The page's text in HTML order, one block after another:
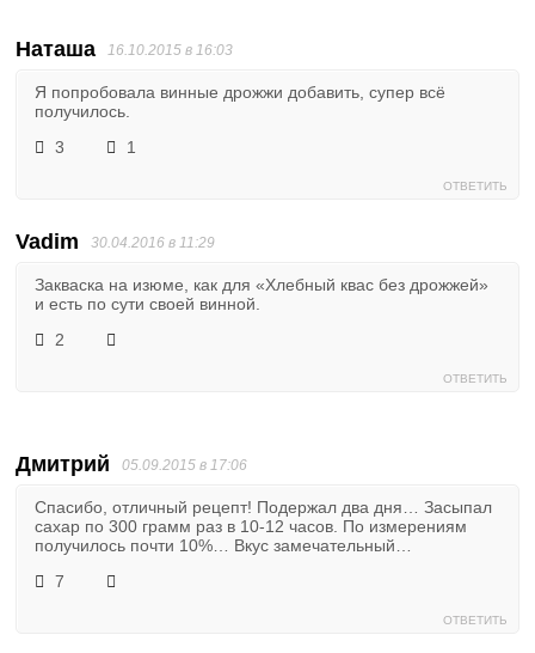
Наташа 16.10.2015 в 16:03
Я попробовала винные дрожжи добавить, супер всё
получилось.
3
1
ОТВЕТИТЬ
Vadim 30.04.2016 в 11:29
Закваска на изюме, как для «Хлебный квас без дрожжей»
и есть по сути своей винной.
2
ОТВЕТИТЬ
Дмитрий 05.09.2015 в 17:06
Спасибо, отличный рецепт! Подержал два дня… Засыпал
сахар по 300 грамм раз в 10-12 часов. По измерениям
получилось почти 10%… Вкус замечательный…
7
ОТВЕТИТЬ